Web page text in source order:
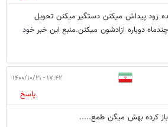
زود پیداش میکنن دستگیر میکنن تحویل
دوباره ازادشون میکنن.منبع این خبر خود
۱۷:۴۲ - ۱۴۰۰/۱۰/۲۱
پاسخ
باز کرده بهش میگن طمع.....